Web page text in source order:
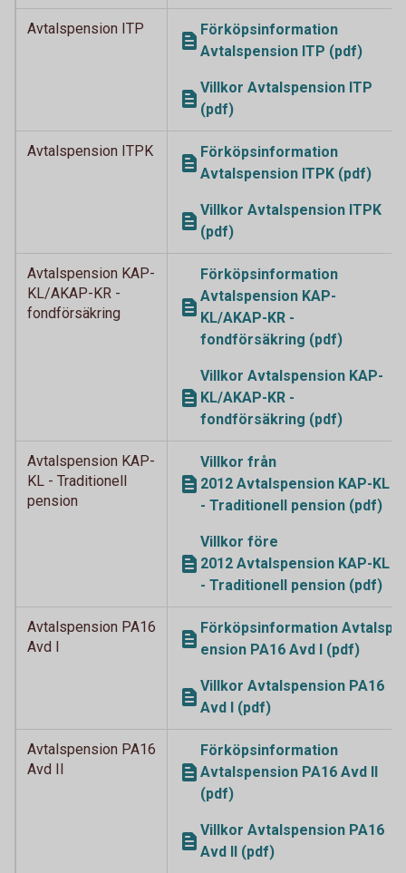
Avtalspension ITP
Förköpsinformation
Avtalspension ITP (pdf)
Villkor Avtalspension ITP
(pdf)
Avtalspension ITPK
Förköpsinformation
Avtalspension ITPK (pdf)
Villkor Avtalspension ITPK
(pdf)
Avtalspension KAP-
KL/AKAP-KR -
fondförsäkring
Förköpsinformation
Avtalspension KAP-
KL/AKAP-KR -
fondförsäkring (pdf)
Villkor Avtalspension KAP-
KL/AKAP-KR -
fondförsäkring (pdf)
Avtalspension KAP-
KL - Traditionell
pension
Villkor från
2012 Avtalspension KAP-KL
- Traditionell pension (pdf)
Villkor före
2012 Avtalspension KAP-KL
- Traditionell pension (pdf)
Avtalspension PA16
Avd I
Förköpsinformation Avtalsp
ension PA16 Avd I (pdf)
Villkor Avtalspension PA16
Avd I (pdf)
Avtalspension PA16
Avd II
Förköpsinformation
Avtalspension PA16 Avd II
(pdf)
Villkor Avtalspension PA16
Avd II (pdf)